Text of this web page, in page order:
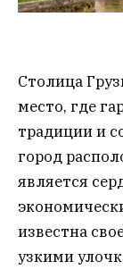
Столица
место, где
традиции и
город
является
известна
узкими